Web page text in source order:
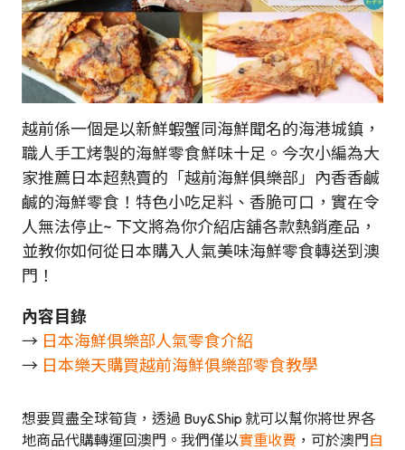
越前係一個是以新鮮蝦蟹同海鮮聞名的海港城鎮，
職人手工烤製的海鮮零食鮮味十足。今次小編為大
家推薦日本超熱賣的「越前海鮮俱樂部」內香香鹹
鹹的海鮮零食！特色小吃足料、香脆可口，實在令
人無法停止~ 下文將為你介紹店舖各款熱銷產品，
並教你如何從日本購入人氣美味海鮮零食轉送到澳
門！
內容目錄
→ 日本海鮮俱樂部人氣零食介紹
→ 日本樂天購買越前海鮮俱樂部零食教學
想要買盡全球筍貨，透過 Buy&Ship 就可以幫你將世界各
地商品代購轉運回澳門。我們僅以實重收費 ，可於澳門自